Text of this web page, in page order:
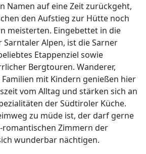
Namen auf eine Zeit zurückgeht,
den Aufstieg zur Hütte noch
meisterten. Eingebettet in die
Alpen, ist die Sarner
Etappenziel sowie
Bergtouren. Wanderer,
mit Kindern genießen hier
vom Alltag und stärken sich an
der Südtiroler Küche.
zu müde ist, der darf gerne
Zimmern der
wunderbar nächtigen.